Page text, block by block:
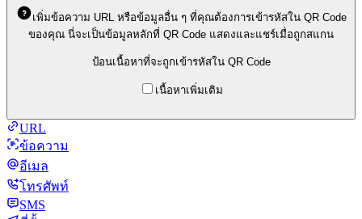
เพิ่มข้อความ URL หรือข้อมูลอื่น ๆ ที่คุณต้องการเข้ารหัสใน QR Code
ของคุณ นี่จะเป็นข้อมูลหลักที่ QR Code แสดงและแชร์เมื่อถูกสแกน
ป้อนเนื้อหาที่จะถูกเข้ารหัสใน QR Code
เนื้อหาเพิ่มเติม
URL
ข้อความ
อีเมล
โทรศัพท์
SMS